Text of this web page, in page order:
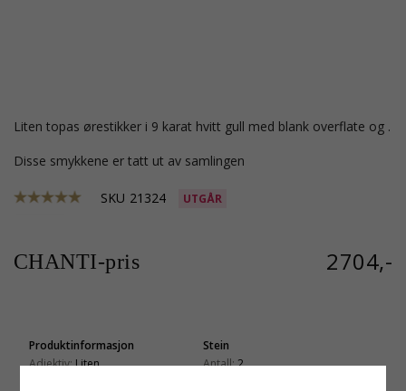
liten topas ørestikker i 9 karat hvitt gull med blank overflate og .
Disse smykkene er tatt ut av samlingen
SKU 21324 UTGÅR
CHANTI-pris 2704,-
Produktinformasjon
Adjektiv:Liten
Stein
Antall:2